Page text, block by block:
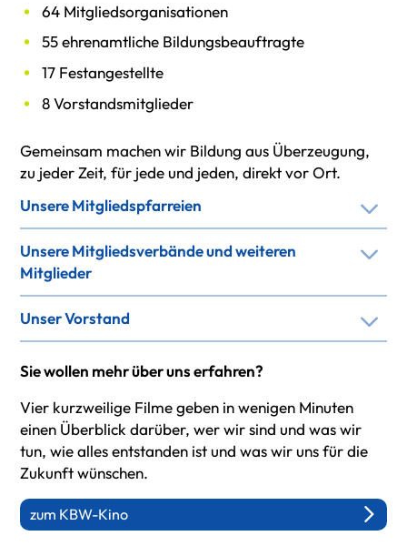
64 Mitgliedsorganisationen
55 ehrenamtliche Bildungsbeauftragte
17 Festangestellte
8 Vorstandsmitglieder
Gemeinsam machen wir Bildung aus Überzeugung,
zu jeder Zeit, für jede und jeden, direkt vor Ort.
Unsere Mitgliedspfarreien
Unsere Mitgliedsverbände und weiteren
Mitglieder
Unser Vorstand
Sie wollen mehr über uns erfahren?
Vier kurzweilige Filme geben in wenigen Minuten
einen Überblick darüber, wer wir sind und was wir
tun, wie alles entstanden ist und was wir uns für die
Zukunft wünschen.
zum KBW-Kino